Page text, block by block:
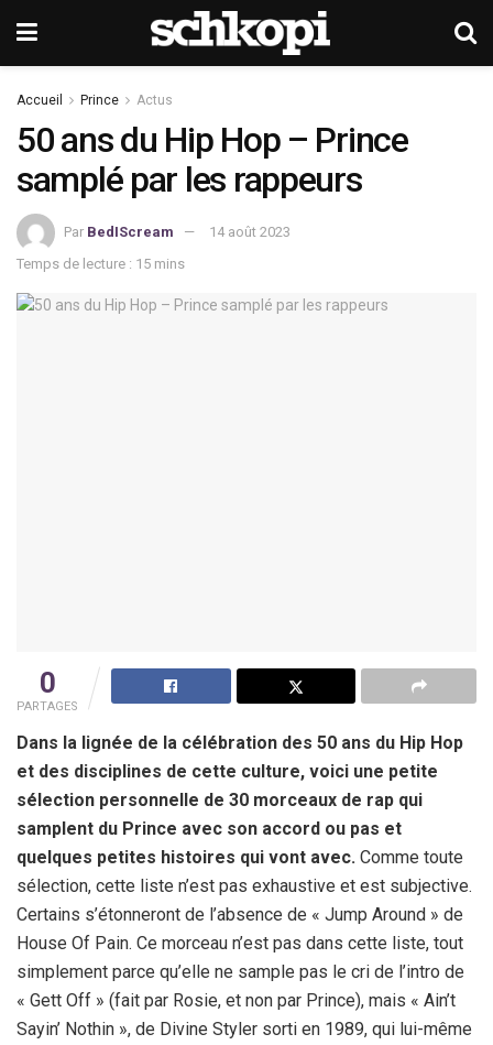
Accueil Prince Actus
50 ans du Hip Hop – Prince
samplé par les rappeurs
Par BedIScream
14 août 2023
Temps de lecture : 15 mins
0
PARTAGES
Dans la lignée de la célébration des 50 ans du Hip Hop
et des disciplines de cette culture, voici une petite
sélection personnelle de 30 morceaux de rap qui
samplent du Prince avec son accord ou pas et
quelques petites histoires qui vont avec. Comme toute
sélection, cette liste n’est pas exhaustive et est subjective.
Certains s’étonneront de l’absence de « Jump Around » de
House Of Pain. Ce morceau n’est pas dans cette liste, tout
simplement parce qu’elle ne sample pas le cri de l’intro de
« Gett Off » (fait par Rosie, et non par Prince), mais « Ain’t
Sayin’ Nothin », de Divine Styler sorti en 1989, qui lui-même